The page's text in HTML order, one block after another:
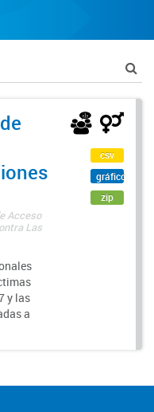
Acceso
Las
y las
a
csv
gráfico
zip